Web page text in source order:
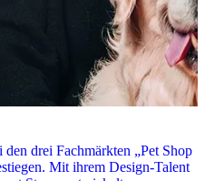
drei Fachmärkten „Pet Shop
Mit ihrem Design-Talent